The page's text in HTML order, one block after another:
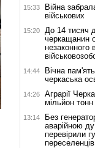
15:33
Війна
військових
15:20
До 14 тисяч
черкащанин
незаконного
14:44
Вічна
черкаська
14:26
Аграрії
мільйон тонн
13:14
Без
аварійною
перевірили
переселенців